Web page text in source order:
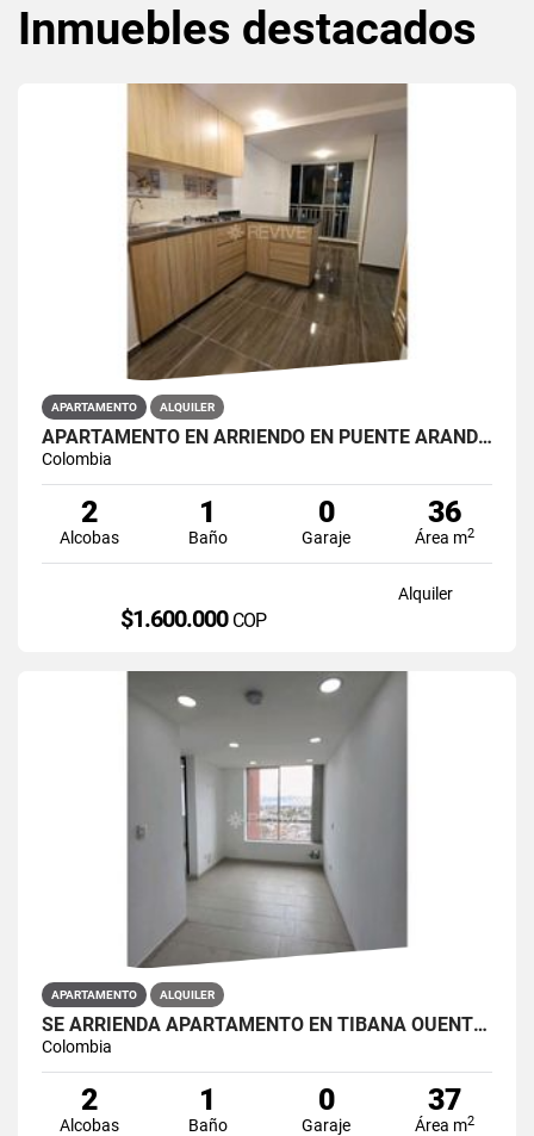
Inmuebles destacados
APARTAMENTO ALQUILER
APARTAMENTO EN ARRIENDO EN PUENTE ARANDA PRIMAVERA 6-39
Colombia
2
Alcobas
1
Baño
0
Garaje
36
Área m2
Alquiler
$1.600.000 COP
APARTAMENTO ALQUILER
SE ARRIENDA APARTAMENTO EN TIBANA OUENTE ARANDA CONJUNTO OPORTO
Colombia
2
Alcobas
1
Baño
0
Garaje
37
Área m2